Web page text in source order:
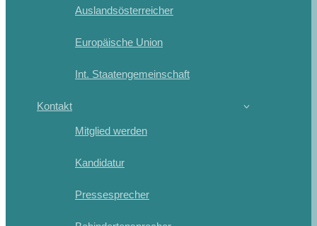
Auslandsösterreicher
Europäische Union
Int. Staatengemeinschaft
Kontakt
Mitglied werden
Kandidatur
Pressesprecher